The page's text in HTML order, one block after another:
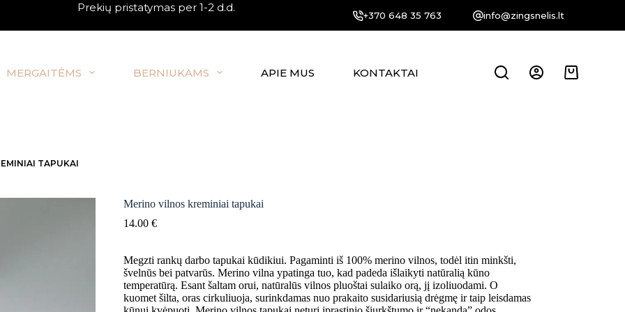
Prekių pristatymas per 1-2 d.d.
+370 648 35 763 info@zingsnelis.lt
MERGAITĖMS BERNIUKAMS APIE MUS KONTAKTAI Krepšelis
TAPUKAI
Merino vilnos kreminiai tapukai
14.00 €
Megzti rankų darbo tapukai kūdikiui. Pagaminti iš 100% merino vilnos, todėl itin minkšti,
švelnūs bei patvarūs. Merino vilna ypatinga tuo, kad padeda išlaikyti natūralią kūno
temperatūrą. Esant šaltam orui, natūralūs vilnos pluoštai sulaiko orą, jį izoliuodami. O
kuomet šilta, oras cirkuliuoja, surinkdamas nuo prakaito susidariusią drėgmę ir taip leisdamas